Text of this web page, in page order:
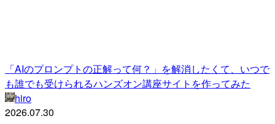
「AIのプロンプトの正解って何？」を解消したくて、いつで
も誰でも受けられるハンズオン講座サイトを作ってみた
hiro
2026.07.30